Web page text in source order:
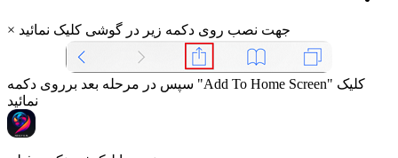
× جهت نصب روی دکمه زیر در گوشی کلیک نمائید
سپس در مرحله بعد برروی دکمه "Add To Home Screen" کلیک
نمائید